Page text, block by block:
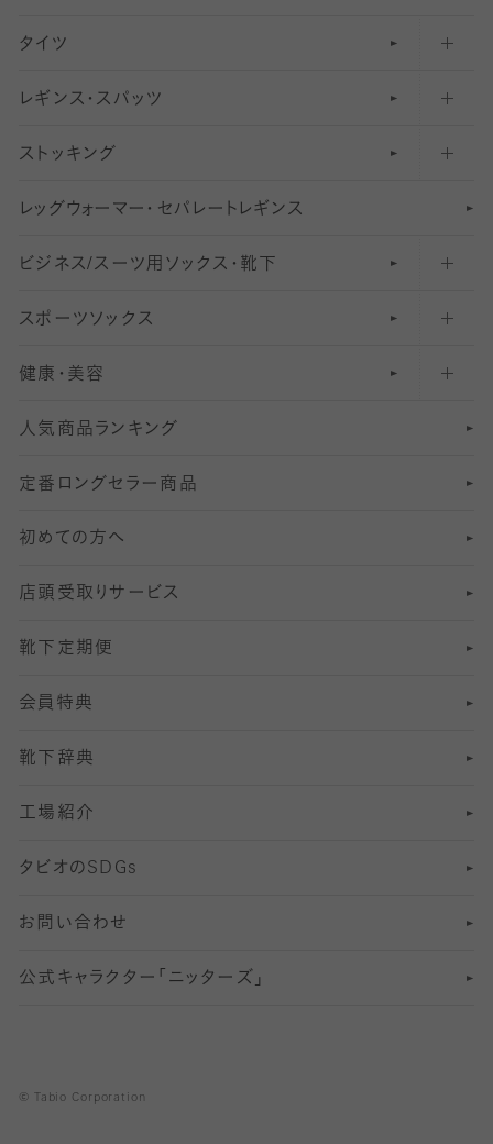
無地・プレーンソックス・靴下
柄ソックス・靴下
スニーカー（くるぶし）用ソックス
アンクル・ショートソックス（くるぶし上）
クルーソックス（ふくらはぎ下）
ハイソックス
オーバーニー・ニーハイソックス
フットカバー・カバーソックス（ふつう）
フットカバー・カバーソックス（浅め）
タイツ
30デニール以下のタイツ（薄手タイツ）
31〜40デニールタイツ
41〜60デニールタイツ
61〜80デニールタイツ
81 〜110デニールタイツ
111〜210デニールタイツ
211デニールタイツ以上（防寒・厚手タイツ）
レギンス・スパッツ
柄レギンス
無地レギンス
レギンスパンツ（レギパン）
マタニティレギンス
5 分丈
6 分丈レギンス
7 分丈 レギンス
8分丈 レギンス
10分丈 レギンス
12分丈レギンス
13分丈レギンス
ストッキング
伝線しにくいストッキング
ショートストッキング
結婚式用ストッキング
美脚ストッキング
オールスルーストッキング
レッ グ ウォー マー ・ セパレー ト レ ギンス
ビジネス/スーツ用 ソックス・靴下
匠シリーズ
フレッシャーズ向けソックス・靴下
冠婚葬祭向けソックス・靴下
スーツカジュアルソックス・靴下
ロングホーズ
スポーツソックス
ランニングソックス・靴下
ゴルフソックス・靴下
サッカー・フットサル用ソックス
ヨガソックス・靴下
スポーツ用レッグウォーマー
SSサイズ（21～23cm）
Sサイズ（22～25cm）
Mサイズ（25～27cm）
Lサイズ（27～29cm）
健康・美容
インナーソックス
加圧・着圧ソックス
冷えとり靴下
着圧・加圧タイツ
むくみ対策
足の疲れ対策
足の臭い対策
冷え対策
靴ずれ対策
快適な睡眠対策
人気商品ランキング
定番ロングセラー商品
初めての方へ
店頭受取りサービス
靴下定期便
会員特典
靴下辞典
工場紹介
タビオのSDGs
お問い合わせ
公式キャラクター「ニッターズ」
© Tabio Corporation